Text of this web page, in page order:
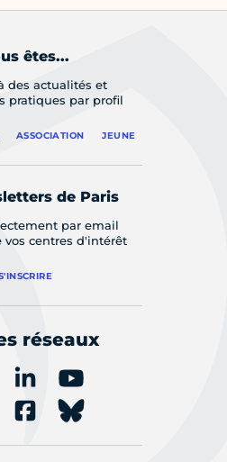
êtes...
des actualités et
pratiques par profil
ASSOCIATION JEUNE
de Paris
par email
vos centres d'intérêt
réseaux